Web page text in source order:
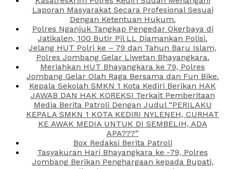
Laporan Masyarakat Secara Profesional Sesuai
Dengan Ketentuan Hukum.
Polres Nganjuk Tangkap Pengedar Okerbaya di
Jatikalen, 100 Butir Pil LL Diamankan Polisi.
Jelang HUT Polri ke – 79 dan Tahun Baru Islam,
Polres Jombang Gelar Liwetan Bhayangkara.
Meriahkan HUT Bhayangkara ke 79, Polres
Jombang Gelar Olah Raga Bersama dan Fun Bike.
Kepala Sekolah SMKN 1 Kota Kediri Berikan HAK
JAWAB DAN HAK KOREKSI Terkait Pemberitaan
Media Berita Patroli Dengan Judul “PERILAKU
KEPALA SMKN 1 KOTA KEDIRI NYLENEH, CURHAT
KE AWAK MEDIA UNTUK DI SEMBELIH, ADA
APA???”
Box Redaksi Berita Patroli
Tasyakuran Hari Bhayangkara ke -79, Polres
Jombang Berikan Penghargaan kepada Bupati,